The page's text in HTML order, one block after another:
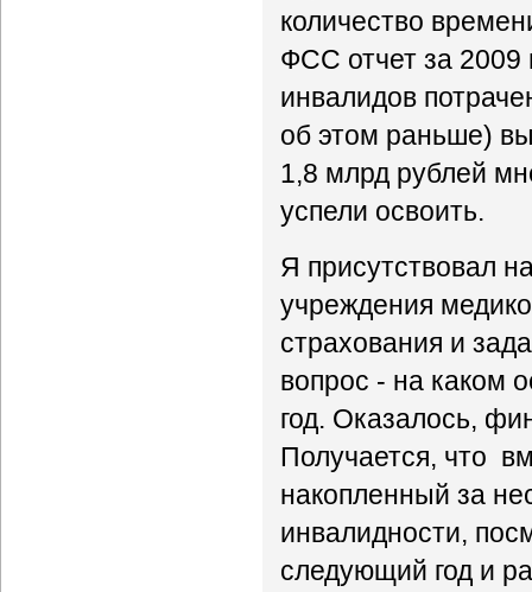
количество
ФСС отчет за 2009
инвалидов
об этом раньше)
1,8 млрд рублей
успели освоить.
Я присутствовал
учреждения
страхования и
вопрос - на каком
год. Оказалось,
Получается, что
накопленный за
инвалидности,
следующий год и